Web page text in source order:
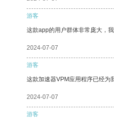
游客
这款app的用户群体非常庞大，
2024-07-07
游客
这款加速器VPM应用程序已经为
2024-07-07
游客